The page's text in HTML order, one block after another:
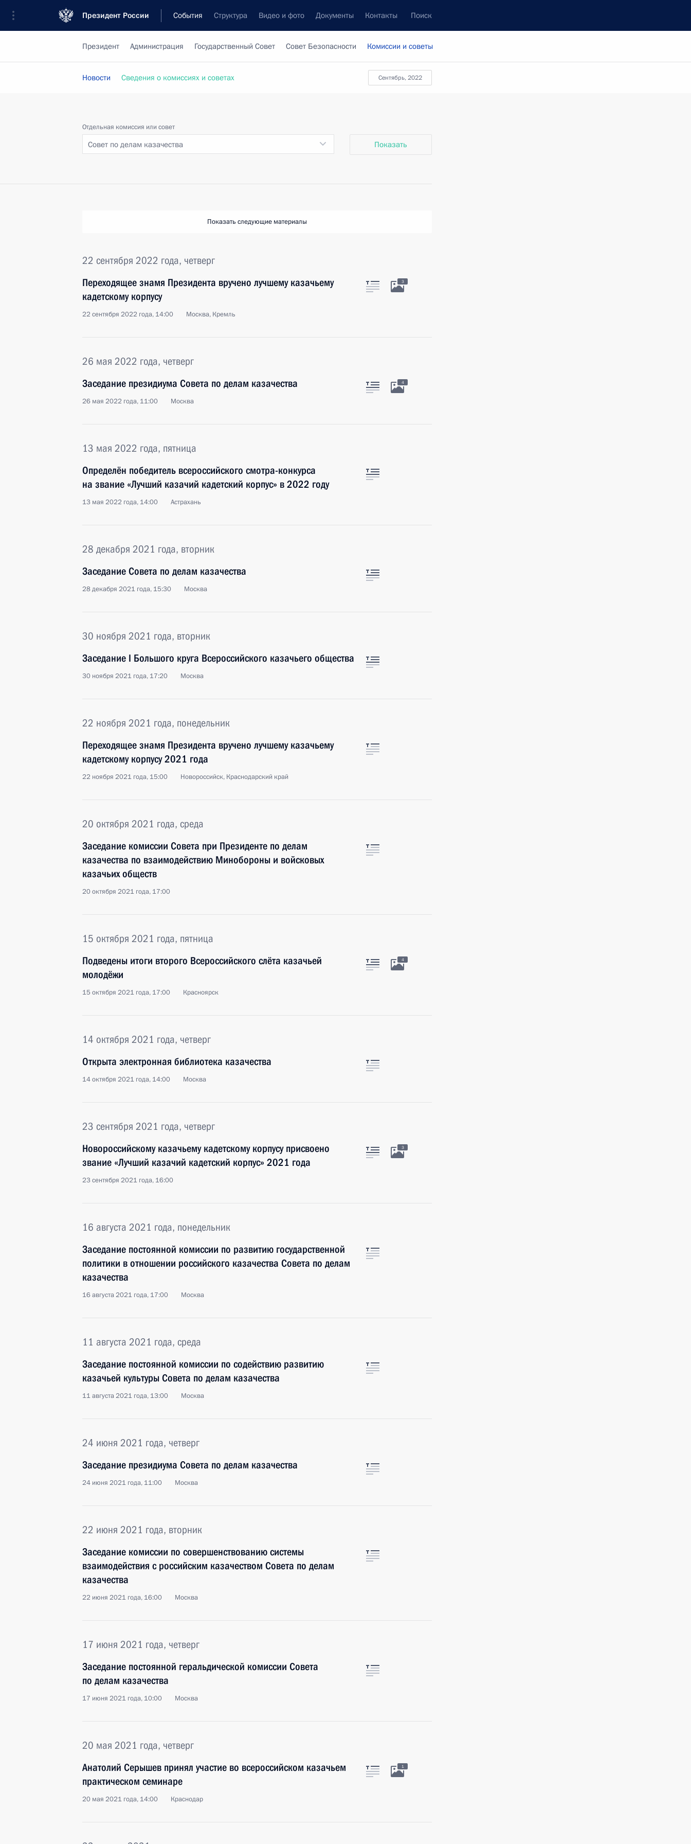
Президент России События Структура Видео и фото Документы Контакты Поиск
Президент Администрация Государственный Совет Совет Безопасности Комиссии и советы
сентябрь, 2022
Новости Сведения о комиссиях и советах
Отдельная комиссия или совет
Совет по делам казачества Показать
Показать следующие материалы
22 сентября 2022 года, четверг
Переходящее знамя Президента вручено лучшему казачьему
кадетскому корпусу
22 сентября 2022 года, 14:00 Москва, Кремль
3
26 мая 2022 года, четверг
Заседание президиума Совета по делам казачества
26 мая 2022 года, 11:00 Москва
4
13 мая 2022 года, пятница
Определён победитель всероссийского смотра-конкурса
на звание «Лучший казачий кадетский корпус» в 2022 году
13 мая 2022 года, 14:00 Астрахань
28 декабря 2021 года, вторник
Заседание Совета по делам казачества
28 декабря 2021 года, 15:30 Москва
30 ноября 2021 года, вторник
Заседание I Большого круга Всероссийского казачьего общества
30 ноября 2021 года, 17:20 Москва
22 ноября 2021 года, понедельник
Переходящее знамя Президента вручено лучшему казачьему
кадетскому корпусу 2021 года
22 ноября 2021 года, 15:00 Новороссийск, Краснодарский край
20 октября 2021 года, среда
Заседание комиссии Совета при Президенте по делам
казачества по взаимодействию Минобороны и войсковых
казачьих обществ
20 октября 2021 года, 17:00
15 октября 2021 года, пятница
Подведены итоги второго Всероссийского слёта казачьей
молодёжи
15 октября 2021 года, 17:00 Красноярск
4
14 октября 2021 года, четверг
Открыта электронная библиотека казачества
14 октября 2021 года, 14:00 Москва
23 сентября 2021 года, четверг
Новороссийскому казачьему кадетскому корпусу присвоено
звание «Лучший казачий кадетский корпус» 2021 года
23 сентября 2021 года, 16:00
3
16 августа 2021 года, понедельник
Заседание постоянной комиссии по развитию государственной
политики в отношении российского казачества Совета по делам
казачества
16 августа 2021 года, 17:00 Москва
11 августа 2021 года, среда
Заседание постоянной комиссии по содействию развитию
казачьей культуры Совета по делам казачества
11 августа 2021 года, 13:00 Москва
24 июня 2021 года, четверг
Заседание президиума Совета по делам казачества
24 июня 2021 года, 11:00 Москва
22 июня 2021 года, вторник
Заседание комиссии по совершенствованию системы
взаимодействия с российским казачеством Совета по делам
казачества
22 июня 2021 года, 16:00 Москва
17 июня 2021 года, четверг
Заседание постоянной геральдической комиссии Совета
по делам казачества
17 июня 2021 года, 10:00 Москва
20 мая 2021 года, четверг
Анатолий Серышев принял участие во всероссийском казачьем
практическом семинаре
20 мая 2021 года, 14:00 Краснодар
1